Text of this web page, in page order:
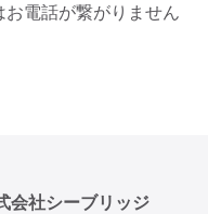
電話が繋がりません
会社シーブリッジ